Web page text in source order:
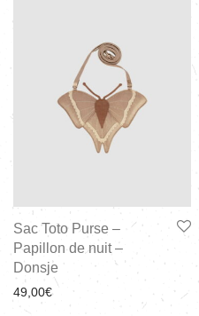
Sac Toto Purse –
Papillon de nuit –
Donsje
49,00€